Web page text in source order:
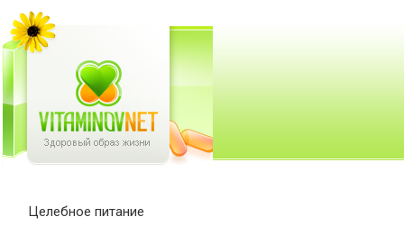
Целебное питание